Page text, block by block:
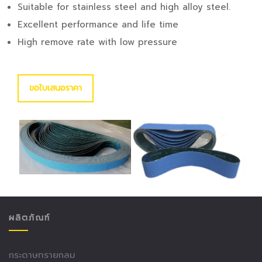
Suitable for stainless steel and high alloy steel.
Excellent performance and life time
High remove rate with low pressure
ขอใบเสนอราคา
ผลิตภัณฑ์
กระดาษทรายกลม